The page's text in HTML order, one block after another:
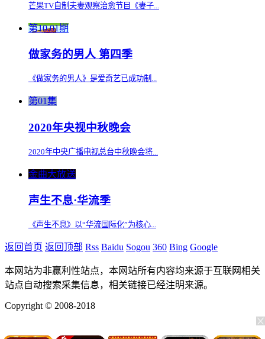
芒果TV自制夫妻观察治愈节目《妻子...
第10.01期
做家务的男人 第四季
《做家务的男人》是爱奇艺已成功制...
第01集
2020年央视中秋晚会
2020年中央广播电视总台中秋晚会将...
金曲大放送
声生不息·华流季
《声生不息》以“华流国际化”为核心...
返回首页 返回顶部 Rss Baidu Sogou 360 Bing Google
本网站为非赢利性站点，本网站所有内容均来源于互联网相关
站点自动搜索采集信息，相关链接已经注明来源。
Copyright © 2008-2018